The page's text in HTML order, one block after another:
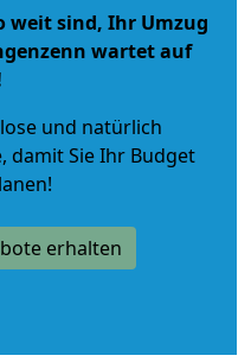
weit sind, Ihr Umzug
wartet auf
und natürlich
, damit Sie Ihr Budget
erhalten